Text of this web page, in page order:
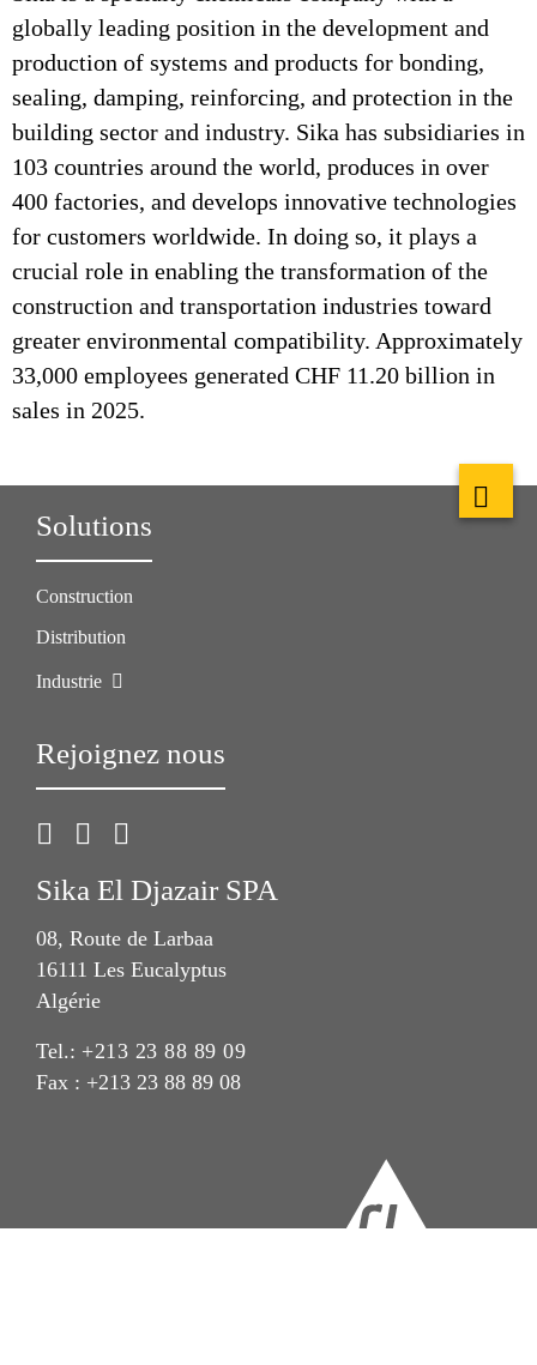
globally leading position in the development and
production of systems and products for bonding,
sealing, damping, reinforcing, and protection in the
building sector and industry. Sika has subsidiaries in
103 countries around the world, produces in over
400 factories, and develops innovative technologies
for customers worldwide. In doing so, it plays a
crucial role in enabling the transformation of the
construction and transportation industries toward
greater environmental compatibility. Approximately
33,000 employees generated CHF 11.20 billion in
sales in 2025.
Solutions
Construction
Distribution
Industrie
Rejoignez nous
Sika El Djazair SPA
08, Route de Larbaa
16111 Les Eucalyptus
Algérie
Tel.: +213 23 88 89 09
Fax : +213 23 88 89 08